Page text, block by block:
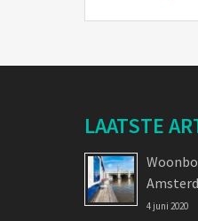
LAATSTE
4 juni 2020